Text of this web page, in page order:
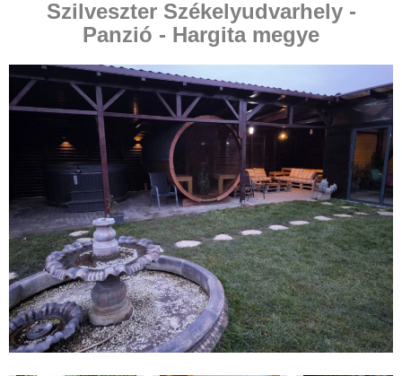
Szilveszter Székelyudvarhely -
Panzió - Hargita megye